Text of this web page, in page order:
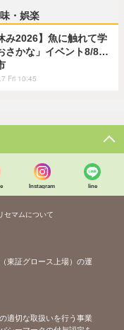
・娯楽
み2026】魚に触れて学
さかな」イベント8/8…
Fri 10:45
Instagram line
セマムについて
東証グロース上場）の運
適切な取扱いを行う事業